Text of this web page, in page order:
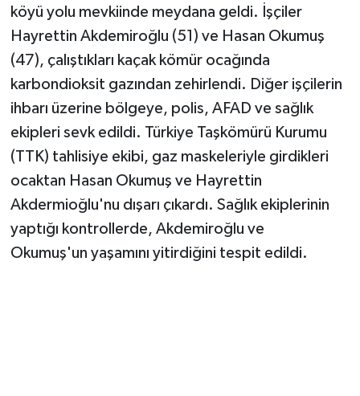
köyü yolu mevkiinde meydana geldi. İşçiler
Hayrettin Akdemiroğlu (51) ve Hasan Okumuş
(47), çalıştıkları kaçak kömür ocağında
karbondioksit gazından zehirlendi. Diğer işçilerin
ihbarı üzerine bölgeye, polis, AFAD ve sağlık
ekipleri sevk edildi. Türkiye Taşkömürü Kurumu
(TTK) tahlisiye ekibi, gaz maskeleriyle girdikleri
ocaktan Hasan Okumuş ve Hayrettin
Akdermioğlu'nu dışarı çıkardı. Sağlık ekiplerinin
yaptığı kontrollerde, Akdemiroğlu ve
Okumuş'un yaşamını yitirdiğini tespit edildi.